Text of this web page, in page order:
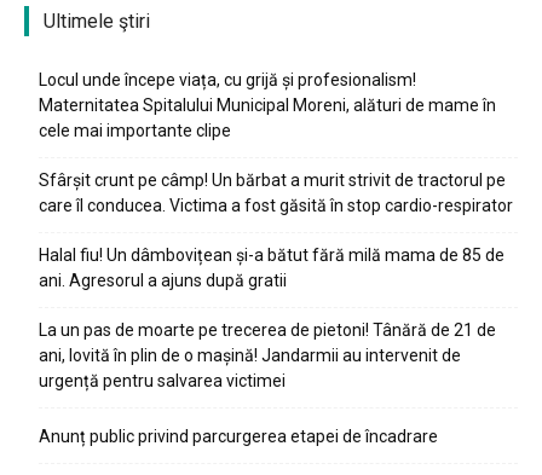
Ultimele ştiri
Locul unde începe viața, cu grijă și profesionalism!
Maternitatea Spitalului Municipal Moreni, alături de mame în
cele mai importante clipe
Sfârșit crunt pe câmp! Un bărbat a murit strivit de tractorul pe
care îl conducea. Victima a fost găsită în stop cardio-respirator
Halal fiu! Un dâmbovițean și-a bătut fără milă mama de 85 de
ani. Agresorul a ajuns după gratii
La un pas de moarte pe trecerea de pietoni! Tânără de 21 de
ani, lovită în plin de o mașină! Jandarmii au intervenit de
urgență pentru salvarea victimei
Anunț public privind parcurgerea etapei de încadrare